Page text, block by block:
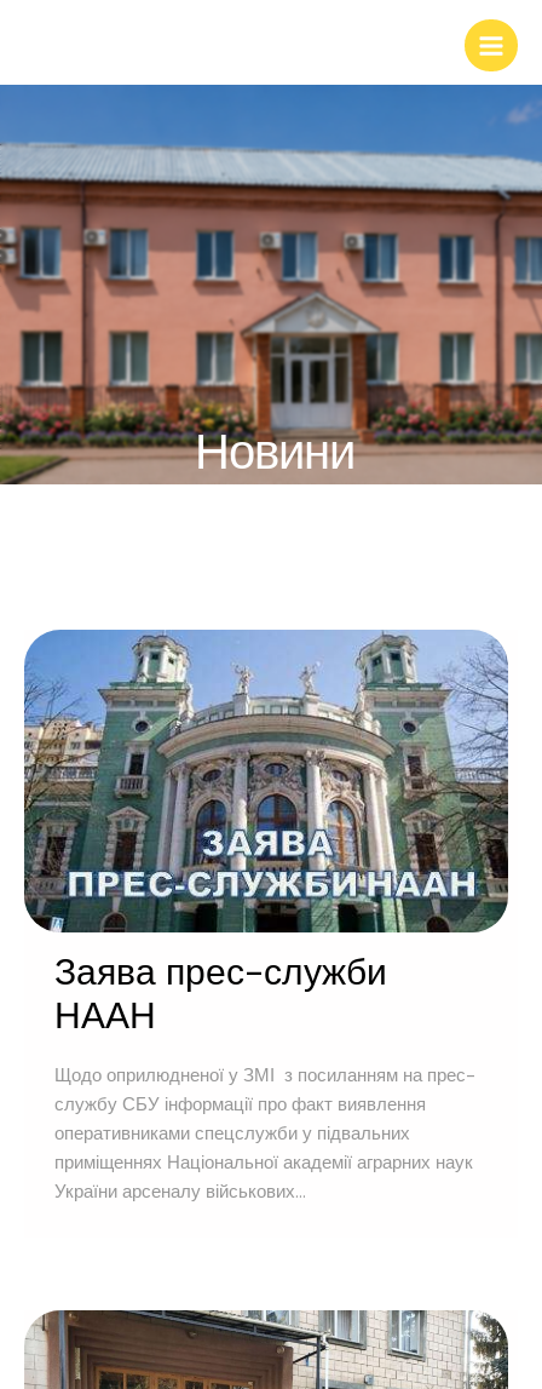
Новини
Заява прес-служби
НААН
Щодо оприлюдненої у ЗМІ з посиланням на прес-
службу СБУ інформації про факт виявлення
оперативниками спецслужби у підвальних
приміщеннях Національної академії аграрних наук
України арсеналу військових...